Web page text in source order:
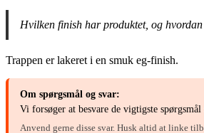
Hvilken finish har produktet, og
Trappen er lakeret i en smuk eg-finish.
Om spørgsmål og svar:
Vi forsøger at besvare de vigtigste
Anvend gerne disse svar. Husk altid at linke